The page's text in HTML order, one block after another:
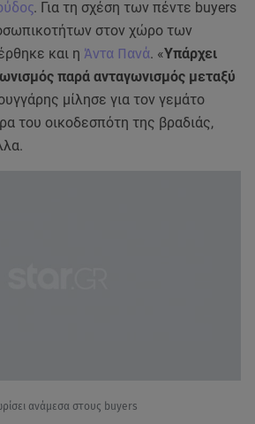
. Για τη σχέση των πέντε buyers
στον χώρο των
και η Άντα Πανά. «Υπάρχει
παρά ανταγωνισμός μεταξύ
μίλησε για τον γεμάτο
του οικοδεσπότη της βραδιάς,
ανάμεσα στους buyers